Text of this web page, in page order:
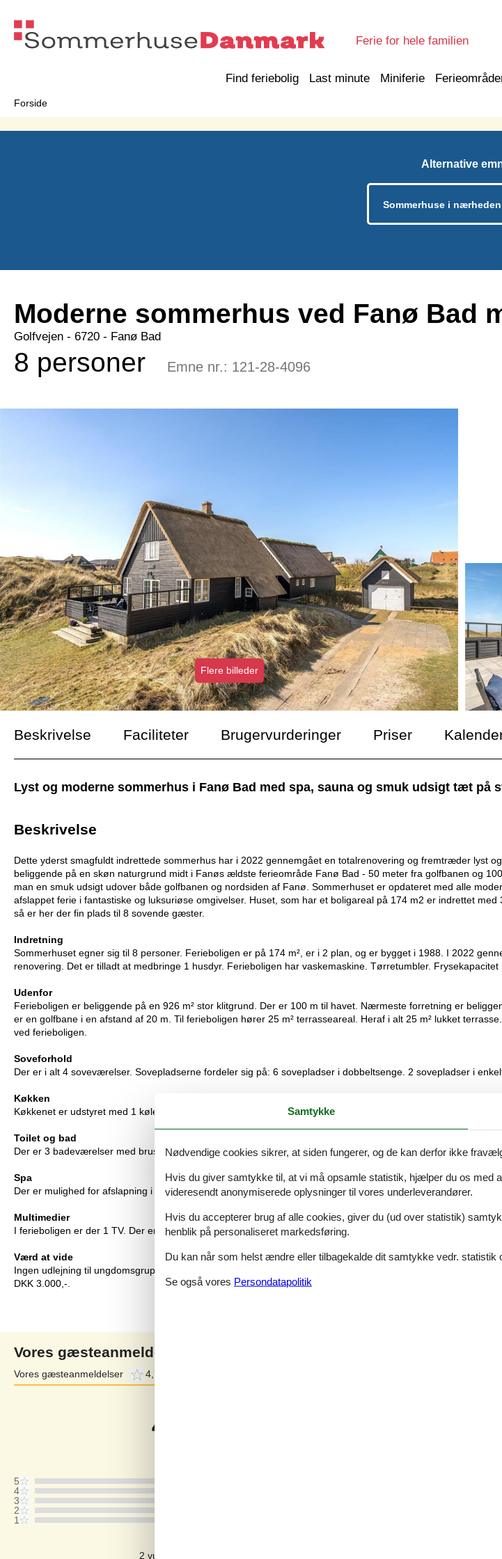
Ferie for hele familien
Find feriebolig Last minute Miniferie
Forside
Alternative
Sommerhuse i nærheden
Moderne sommerhus ved Fanø Bad
Golfvejen - 6720 - Fanø Bad
8 personer Emne nr.: 121-28-4096
Flere billeder
Beskrivelse Faciliteter Brugervurderinger Priser
Lyst og moderne sommerhus i Fanø Bad med spa, sauna og smuk udsigt tæt på
Beskrivelse
Dette yderst smagfuldt indrettede sommerhus har i 2022 gennemgået en totalrenovering og fremtræder lyst
beliggende på en skøn naturgrund midt i Fanøs ældste ferieområde Fanø Bad - 50 meter fra golfbanen og
man en smuk udsigt udover både golfbanen og nordsiden af Fanø. Sommerhuset er opdateret med alle
afslappet ferie i fantastiske og luksuriøse omgivelser. Huset, som har et boligareal på 174 m2 er indrettet
så er her der fin plads til 8 sovende gæster.
Indretning
Sommerhuset egner sig til 8 personer. Ferieboligen er på 174 m², er i 2 plan, og er bygget i 1988. I 2022
renovering. Det er tilladt at medbringe 1 husdyr. Ferieboligen har vaskemaskine. Tørretumbler. Frysekapacitet
Udenfor
Ferieboligen er beliggende på en 926 m² stor klitgrund. Der er 100 m til havet. Nærmeste forretning er
er en golfbane i en afstand af 20 m. Til ferieboligen hører 25 m² terrasseareal. Heraf i alt 25 m² lukket
ved ferieboligen.
Soveforhold
Der er i alt 4 soveværelser. Sovepladserne fordeler sig på: 6 sovepladser i dobbeltsenge. 2 sovepladser i
Køkken
Køkkenet er udstyret med 1 køleskab. Der er 4 keramiske kogeplader, varmluftovn, mikrobølgeovn samt
Toilet og bad
Der er 3 badeværelser med bruseniche og 3 toiletter I saunaen er der mulighed for afslapning.
Spa
Der er mulighed for afslapning i indendørs spa til 1 person.
Multimedier
I ferieboligen er der 1 TV. Der er 1-3 danske kanaler. 1-3 tyske kanaler. Der er trådløst internet til rådighed.
Værd at vide
Ingen udlejning til ungdomsgrupper, hvor alle er 15-25 år. Rygning ikke tilladt. Ved overtrædelse af forbuddet
DKK 3.000,-.
Vores gæsteanmeldelser
Vores gæsteanmeldelser 4,7
4,7
5
4
3
2
1
2 vurderinger har kommentarer på dansk.
Samtykke
Nødvendige cookies sikrer, at siden fungerer, og de kan derfor ikke
Hvis du giver samtykke til, at vi må opsamle statistik, hjælper du os med
videresendt anonymiserede oplysninger til vores underleverandører.
Hvis du accepterer brug af alle cookies, giver du (ud over statistik)
henblik på personaliseret markedsføring.
Du kan når som helst ændre eller tilbagekalde dit samtykke vedr. statistik
Se også vores Persondatapolitik